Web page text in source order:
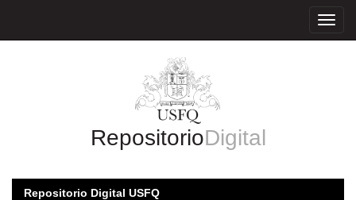
RepositorioDigital
Repositorio Digital USFQ